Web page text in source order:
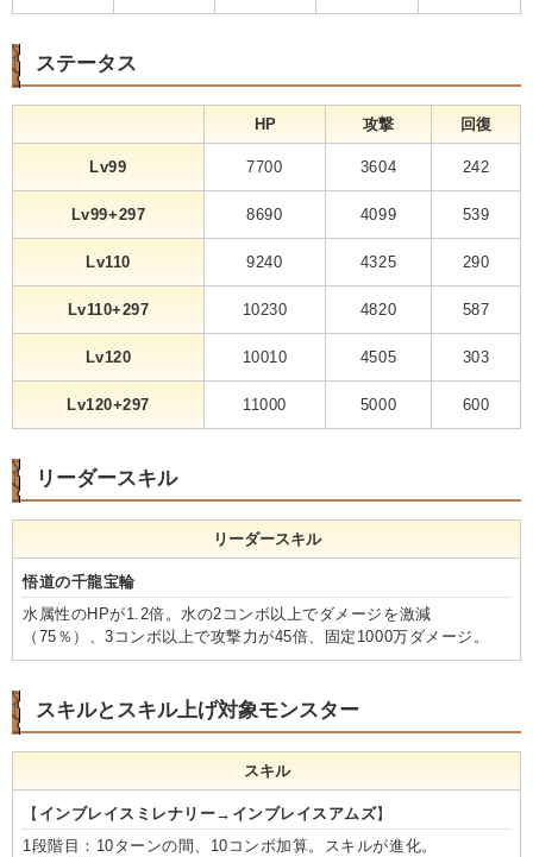
ステータス
HP 攻撃 回復
Lv99 7700 3604 242
Lv99+297 8690 4099 539
Lv110 9240 4325 290
Lv110+297 10230 4820 587
Lv120 10010 4505 303
Lv120+297 11000 5000 600
リーダースキル
リーダースキル
悟道の千龍宝輪
水属性のHPが1.2倍。水の2コンボ以上でダメージを激減
（75％）、3コンボ以上で攻撃力が45倍、固定1000万ダメージ。
スキルとスキル上げ対象モンスター
スキル
【 インブレイスミレナリー→インブレイスアムズ】
1段階目：10ターンの間、10コンボ加算。スキルが進化。